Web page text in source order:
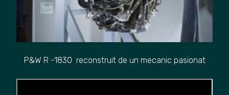
P&W R -1830 reconstruit de un mecanic pasionat